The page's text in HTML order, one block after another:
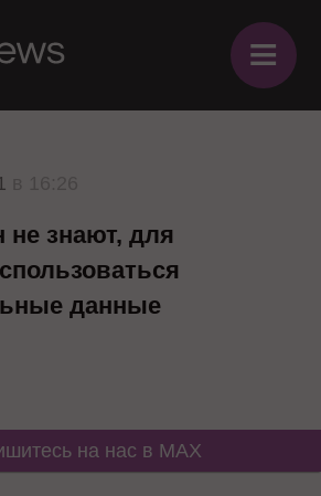
≡
не знают, для
данные
на нас в MAX